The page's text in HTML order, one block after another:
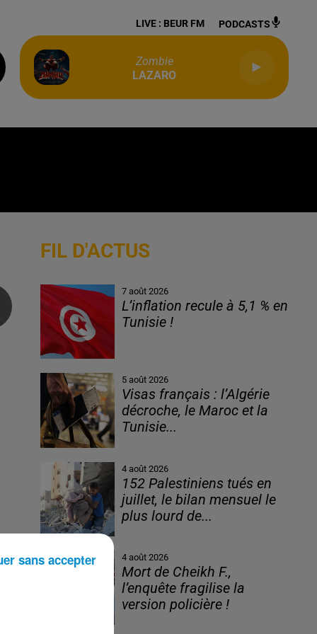
LIVE : BEUR FM PODCASTS
Zombie
LAZARO
FIL D'ACTUS
7 août 2026
L’inflation recule à 5,1 % en
Tunisie !
5 août 2026
Visas français : l’Algérie
décroche, le Maroc et la
Tunisie...
4 août 2026
152 Palestiniens tués en
juillet, le bilan mensuel le
plus lourd de...
4 août 2026
Mort de Cheikh F.,
l’enquête fragilise la
version policière !
sans accepter